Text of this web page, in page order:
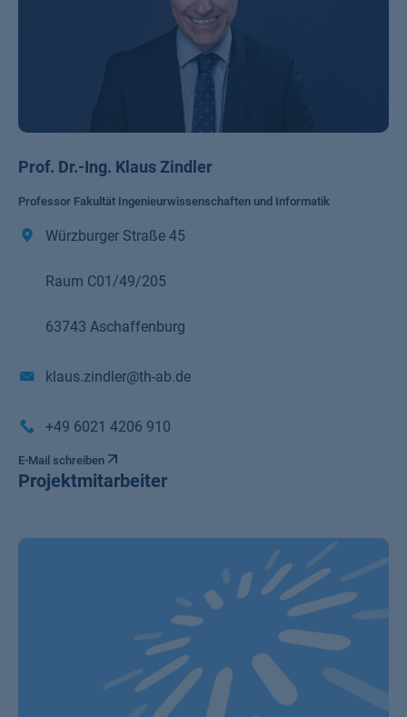
Prof. Dr.-Ing. Klaus Zindler
Professor Fakultät Ingenieurwissenschaften und Informatik
Würzburger Straße 45
Raum C01/49/205
63743 Aschaffenburg
klaus.zindler@th-ab.de
+49 6021 4206 910
E-Mail schreiben
Projektmitarbeiter